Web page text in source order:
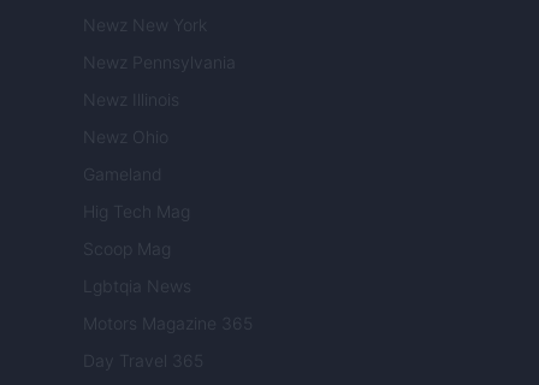
Newz New York
Newz Pennsylvania
Newz Illinois
Newz Ohio
Gameland
Hig Tech Mag
Scoop Mag
Lgbtqia News
Motors Magazine 365
Day Travel 365